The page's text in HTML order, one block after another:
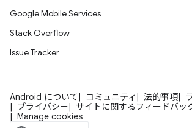
Google Mobile Services
Stack Overflow
Issue Tracker
Android について コミュニティ 法的事項
プライバシー
サイトに関するフィードバッ
Manage cookies